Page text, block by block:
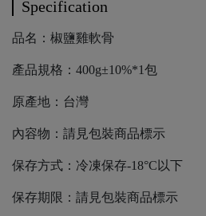
Specification
品名：椒鹽雞軟骨
產品規格：400g±10%*1包
原產地：台灣
內容物：請見包裝商品標示
保存方式：冷凍保存-18°C以下
保存期限：請見包裝商品標示